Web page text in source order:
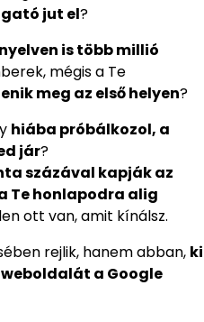
jut el?
is több millió
mégis a Te
meg az első helyen?
hiába próbálkozol, a
jár?
százával kapják az
Te honlapodra alig
ott van, amit kínálsz.
rejlik, hanem abban, ki
a Google